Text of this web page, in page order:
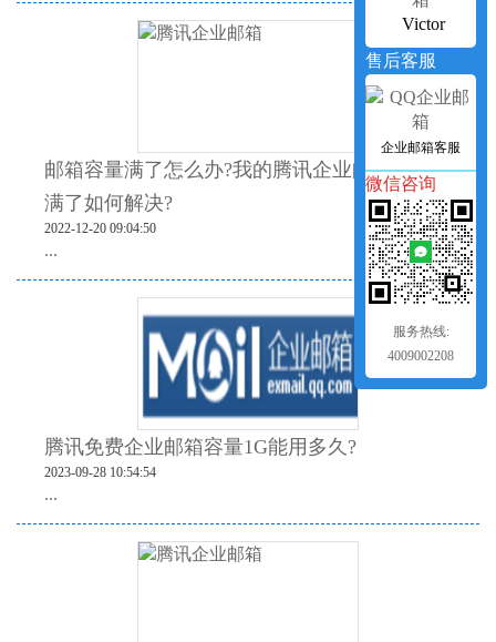
邮箱容量满了怎么办?我的腾讯企业邮箱容量快
满了如何解决?
2022-12-20 09:04:50
...
腾讯免费企业邮箱容量1G能用多久?
2023-09-28 10:54:54
...
Victor
售后客服
企业邮箱客服
微信咨询
服务热线:
4009002208